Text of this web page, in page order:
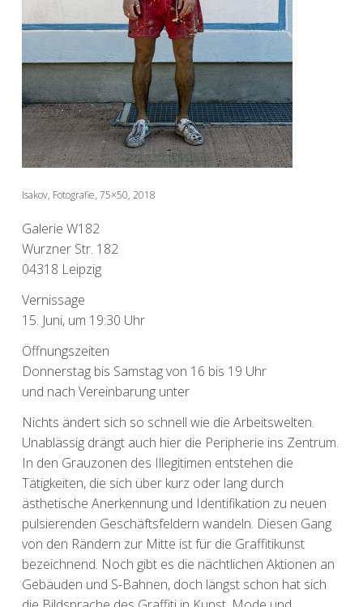
Isakov, Fotografie, 75×50, 2018
Galerie W182
Wurzner Str. 182
04318 Leipzig
Vernissage
15. Juni, um 19:30 Uhr
Öffnungszeiten
Donnerstag bis Samstag von 16 bis 19 Uhr
und nach Vereinbarung unter
Nichts ändert sich so schnell wie die Arbeitswelten.
Unablässig drängt auch hier die Peripherie ins Zentrum.
In den Grauzonen des Illegitimen entstehen die
Tätigkeiten, die sich über kurz oder lang durch
ästhetische Anerkennung und Identifikation zu neuen
pulsierenden Geschäftsfeldern wandeln. Diesen Gang
von den Rändern zur Mitte ist für die Graffitikunst
bezeichnend. Noch gibt es die nächtlichen Aktionen an
Gebäuden und S-Bahnen, doch längst schon hat sich